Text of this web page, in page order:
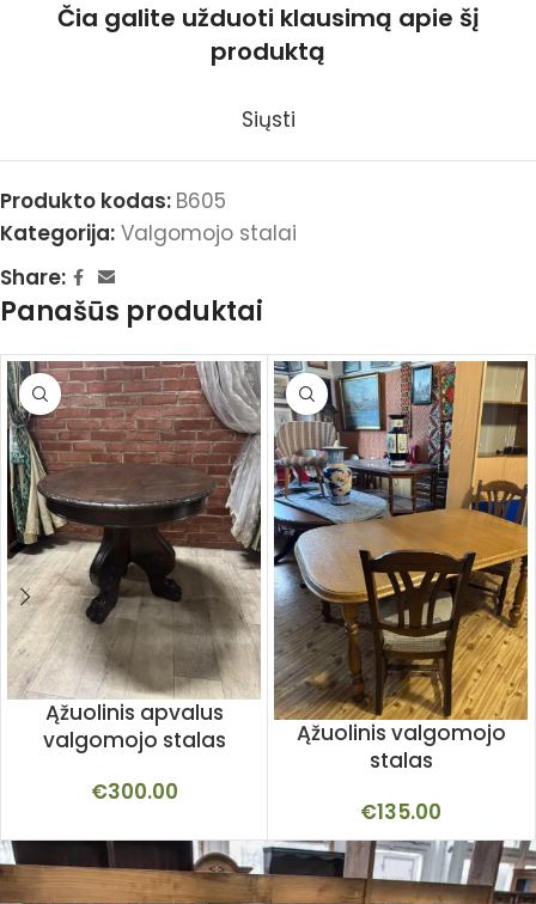
Čia galite užduoti klausimą apie šį
produktą
Siųsti
Produkto kodas: B605
Kategorija: Valgomojo stalai
Share:
Panašūs produktai
Ąžuolinis apvalus
valgomojo stalas
€300.00
Ąžuolinis valgomojo
stalas
€135.00